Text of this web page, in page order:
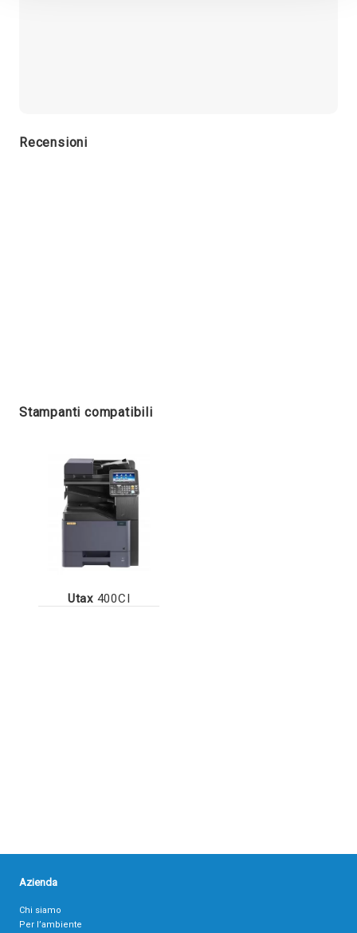
Recensioni
Stampanti compatibili
Utax400CI
Azienda
Chi siamo
Per l’ambiente